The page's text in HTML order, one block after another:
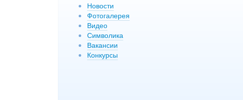
Новости
Фотогалерея
Видео
Символика
Вакансии
Конкурсы